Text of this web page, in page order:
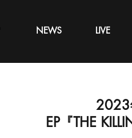
NEWS LIVE
2023
EP『THE